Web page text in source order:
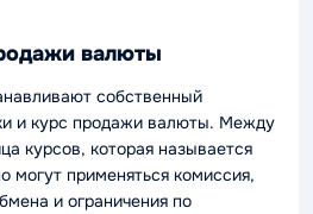
валюты
собственный
и курс продажи валюты. Между
курсов, которая называется
могут применяться комиссия,
и ограничения по